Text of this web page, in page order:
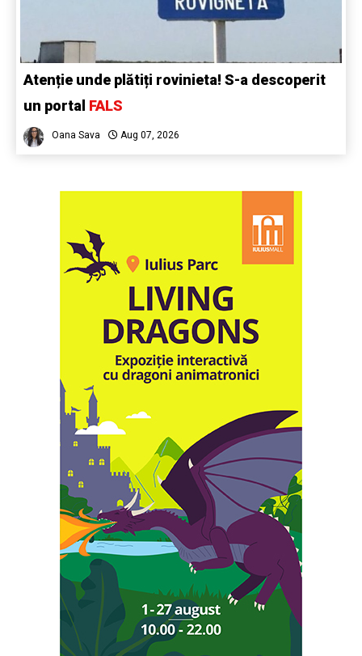
Atenție unde plătiți rovinieta! S-a descoperit
un portal FALS
Oana Sava Aug 07, 2026